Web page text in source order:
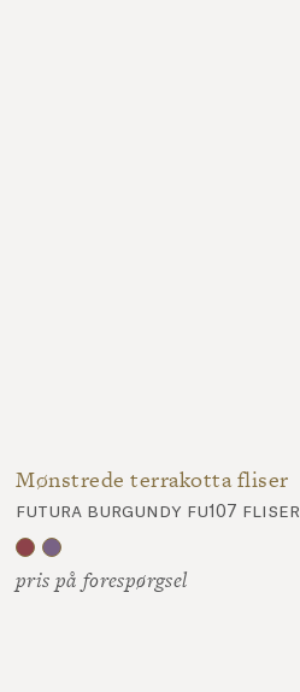
Mønstrede terrakotta fliser
futura burgundy fu107 fliser
pris på forespørgsel